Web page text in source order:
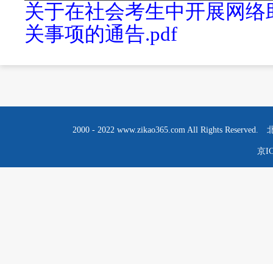
关于在社会考生中开展网
关事项的通告.pdf
2000 - 2022 www.zikao365.com All Rights
京